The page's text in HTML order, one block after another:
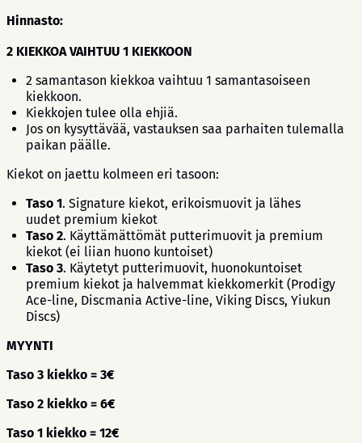
Hinnasto:
2 KIEKKOA VAIHTUU 1 KIEKKOON
2 samantason kiekkoa vaihtuu 1 samantasoiseen
kiekkoon.
Kiekkojen tulee olla ehjiä.
Jos on kysyttävää, vastauksen saa parhaiten tulemalla
paikan päälle.
Kiekot on jaettu kolmeen eri tasoon:
Taso 1. Signature kiekot, erikoismuovit ja lähes
uudet premium kiekot
Taso 2. Käyttämättömät putterimuovit ja premium
kiekot (ei liian huono kuntoiset)
Taso 3. Käytetyt putterimuovit, huonokuntoiset
premium kiekot ja halvemmat kiekkomerkit (Prodigy
Ace-line, Discmania Active-line, Viking Discs, Yiukun
Discs)
MYYNTI
Taso 3 kiekko = 3€
Taso 2 kiekko = 6€
Taso 1 kiekko = 12€